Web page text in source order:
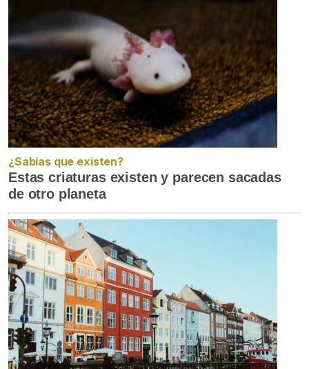
¿Sabías que existen?
Estas criaturas existen y parecen sacadas
de otro planeta